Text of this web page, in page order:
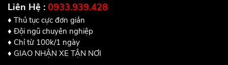
Liên Hệ : 0933.939.428
♦ Thủ tục cực đơn giản
♦ Đội ngũ chuyên nghiệp
♦ Chỉ từ 100k/1 ngày
♦ GIAO NHẬN XE TẬN NƠI